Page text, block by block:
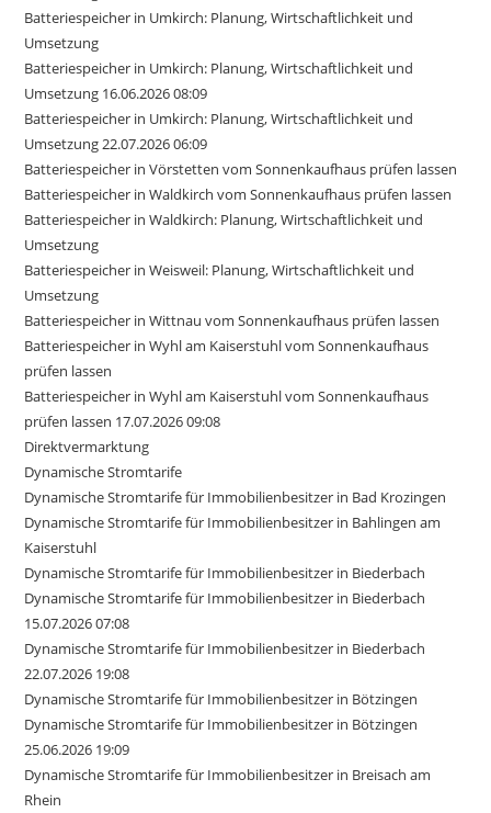
Batteriespeicher in Umkirch: Planung, Wirtschaftlichkeit und
Umsetzung
Batteriespeicher in Umkirch: Planung, Wirtschaftlichkeit und
Umsetzung 16.06.2026 08:09
Batteriespeicher in Umkirch: Planung, Wirtschaftlichkeit und
Umsetzung 22.07.2026 06:09
Batteriespeicher in Vörstetten vom Sonnenkaufhaus prüfen lassen
Batteriespeicher in Waldkirch vom Sonnenkaufhaus prüfen lassen
Batteriespeicher in Waldkirch: Planung, Wirtschaftlichkeit und
Umsetzung
Batteriespeicher in Weisweil: Planung, Wirtschaftlichkeit und
Umsetzung
Batteriespeicher in Wittnau vom Sonnenkaufhaus prüfen lassen
Batteriespeicher in Wyhl am Kaiserstuhl vom Sonnenkaufhaus
prüfen lassen
Batteriespeicher in Wyhl am Kaiserstuhl vom Sonnenkaufhaus
prüfen lassen 17.07.2026 09:08
Direktvermarktung
Dynamische Stromtarife
Dynamische Stromtarife für Immobilienbesitzer in Bad Krozingen
Dynamische Stromtarife für Immobilienbesitzer in Bahlingen am
Kaiserstuhl
Dynamische Stromtarife für Immobilienbesitzer in Biederbach
Dynamische Stromtarife für Immobilienbesitzer in Biederbach
15.07.2026 07:08
Dynamische Stromtarife für Immobilienbesitzer in Biederbach
22.07.2026 19:08
Dynamische Stromtarife für Immobilienbesitzer in Bötzingen
Dynamische Stromtarife für Immobilienbesitzer in Bötzingen
25.06.2026 19:09
Dynamische Stromtarife für Immobilienbesitzer in Breisach am
Rhein